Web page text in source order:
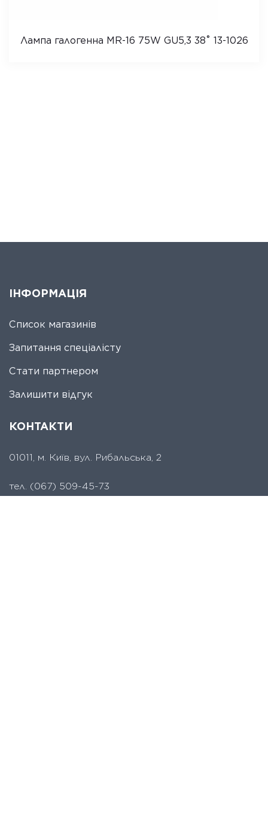
Лампа галогенна MR-16 75W GU5,3 38˚ 13-1026
ІНФОРМАЦІЯ
Список магазинів
Запитання спеціалісту
Стати партнером
Залишити відгук
КОНТАКТИ
01011, м. Київ, вул. Рибальська, 2
тел. (067) 509-45-73